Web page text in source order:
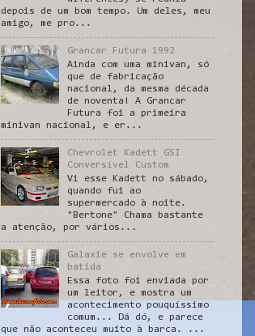
depois de um bom tempo. Um deles, meu
amigo, me pro...
Grancar Futura 1992
Ainda com uma minivan, só
que de fabricação
nacional, da mesma década
de noventa! A Grancar
Futura foi a primeira
minivan nacional, e er...
Chevrolet Kadett GSI
Conversível Custom
Vi esse Kadett no sábado,
quando fui ao
supermercado à noite.
"Bertone" Chama bastante
a atenção, por vários...
Galaxie se envolve em
batida
Essa foto foi enviada por
um leitor, e mostra um
acontecimento pouquíssimo
comum... Dá dó, e parece
que não aconteceu muito à barca. ...